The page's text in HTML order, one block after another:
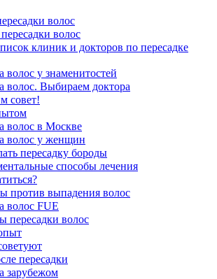
волос
волос
клиник и докторов по пересадке
у знаменитостей
волос. Выбираем доктора
совет!
волос в Москве
волос у женщин
пересадку бороды
способы лечения
против выпадения волос
волос FUE
пересадки волос
пересадки
зарубежом